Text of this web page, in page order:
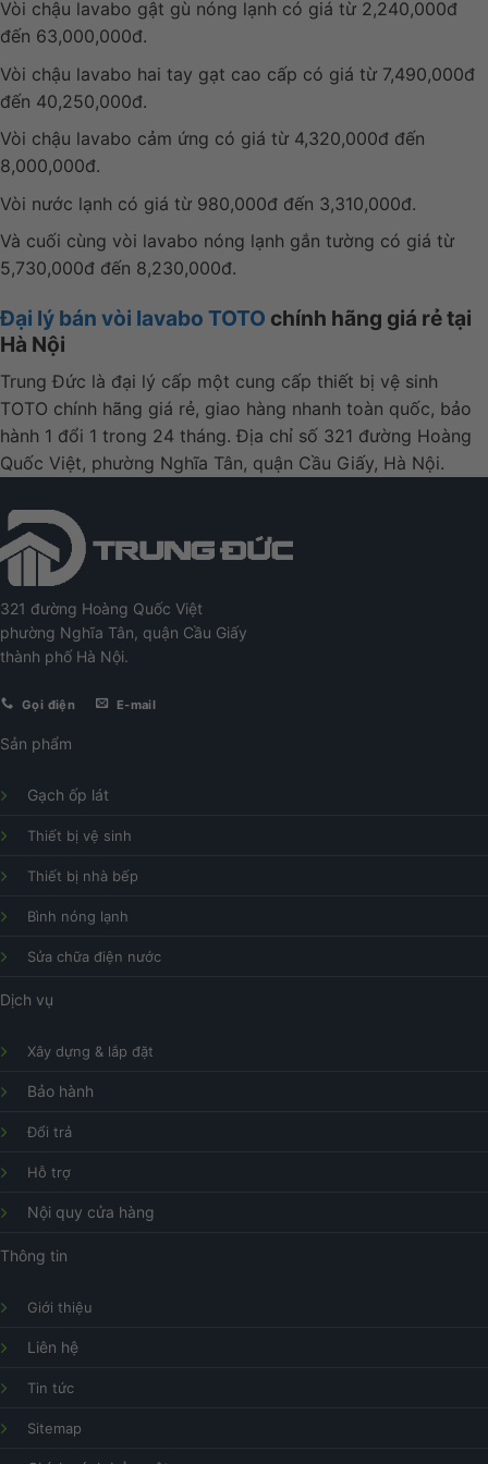
Vòi chậu lavabo gật gù nóng lạnh có giá từ 2,240,000đ
đến 63,000,000đ.
Vòi chậu lavabo hai tay gạt cao cấp có giá từ 7,490,000đ
đến 40,250,000đ.
Vòi chậu lavabo cảm ứng có giá từ 4,320,000đ đến
8,000,000đ.
Vòi nước lạnh có giá từ 980,000đ đến 3,310,000đ.
Và cuối cùng vòi lavabo nóng lạnh gắn tường có giá từ
5,730,000đ đến 8,230,000đ.
Đại lý bán vòi lavabo TOTO chính hãng giá rẻ tại
Hà Nội
Trung Đức là đại lý cấp một cung cấp thiết bị vệ sinh
TOTO chính hãng giá rẻ, giao hàng nhanh toàn quốc, bảo
hành 1 đổi 1 trong 24 tháng. Địa chỉ số 321 đường Hoàng
Quốc Việt, phường Nghĩa Tân, quận Cầu Giấy, Hà Nội.
321 đường Hoàng Quốc Việt
phường Nghĩa Tân, quận Cầu Giấy
thành phố Hà Nội.
Gọi điện E-mail
Sản phẩm
Gạch ốp lát
Thiết bị vệ sinh
Thiết bị nhà bếp
Bình nóng lạnh
Sửa chữa điện nước
Dịch vụ
Xây dựng & lắp đặt
Bảo hành
Đổi trả
Hỗ trợ
Nội quy cửa hàng
Thông tin
Giới thiệu
Liên hệ
Tin tức
Sitemap